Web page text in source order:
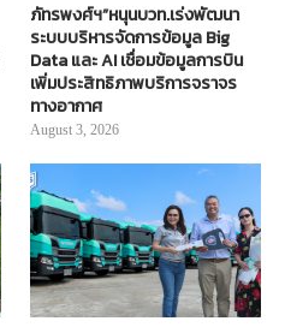
ภัทรพงศ์ฯ”หนุนบวท.เร่งพัฒนา
ระบบบริหารจัดการข้อมูล Big
Data และ AI เชื่อมข้อมูลการบิน
เพิ่มประสิทธิภาพบริการจราจร
ทางอากาศ
August 3, 2026